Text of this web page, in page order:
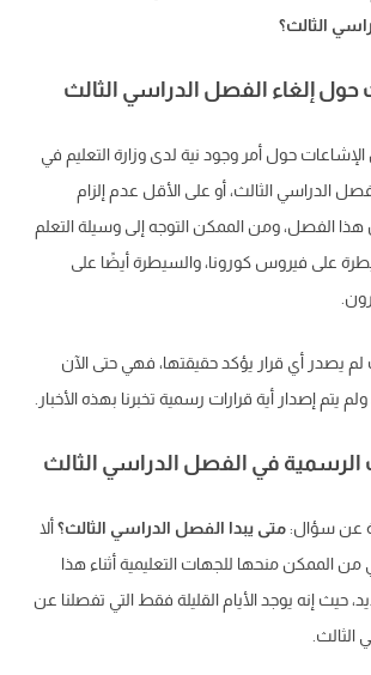
الثالث؟
إلغاء الفصل الدراسي الثالث
الإشاعات حول أمر وجود نية لدى وزارة التعليم في
الدراسي الثالث، أو على الأقل عدم إلزام
الفصل، ومن الممكن التوجه إلى وسيلة التعلم
على فيروس كورونا، والسيطرة أيضًا على
يصدر أي قرار يؤكد حقيقتها، فهي حتى الآن
يتم إصدار أية قرارات رسمية تخبرنا بهذه الأخبار.
في الفصل الدراسي الثالث
عن سؤال:متى يبدا الفصل الدراسي الثالث؟ألا
من الممكن منحها للجهات التعليمية أثناء هذا
حيث إنه يوجد الأيام القليلة فقط التي تفصلنا عن